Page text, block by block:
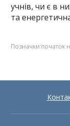
учнів, чи є в
та
Позначки:початок